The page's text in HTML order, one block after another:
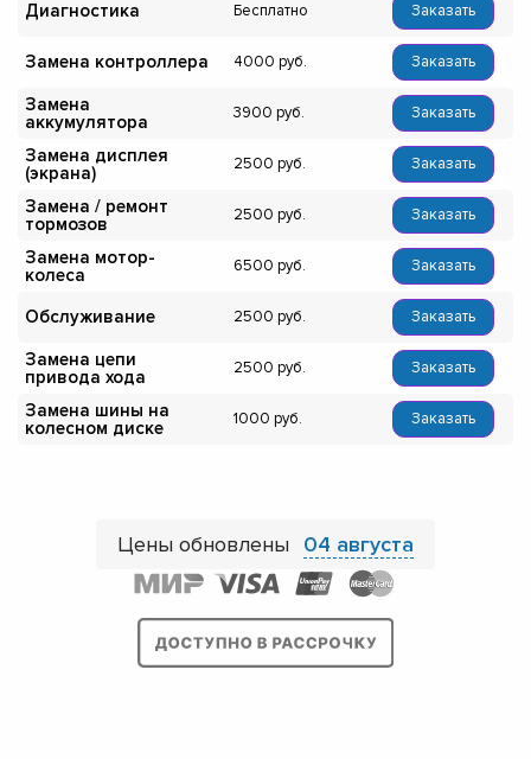
Диагностика Бесплатно Заказать
Замена контроллера 4000 Заказать
Замена
аккумулятора
3900 Заказать
Замена дисплея
(экрана)
2500 Заказать
Замена / ремонт
тормозов
2500 Заказать
Замена мотор-
колеса
6500 Заказать
Обслуживание 2500 Заказать
Замена цепи
привода хода
2500 Заказать
Замена шины на
колесном диске
1000 Заказать
Цены обновлены 04 августа